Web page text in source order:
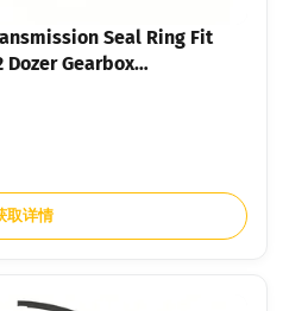
Seal Ring Fit
Dozer Gearbox
取详情